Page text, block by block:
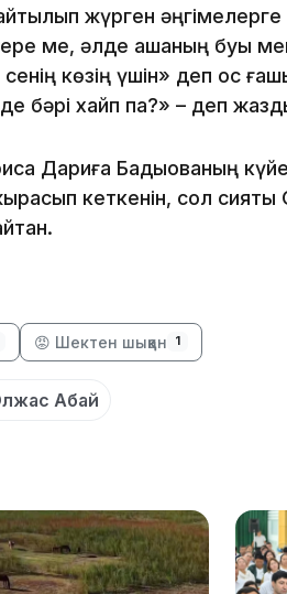
жүрген
ме, әлде ақшаның буы
көзің үшін» деп қос
бәрі хайп па?» – деп
Дариға Бадықованың
кеткенін, сол
😡 Шектен шыққан 1
Абай